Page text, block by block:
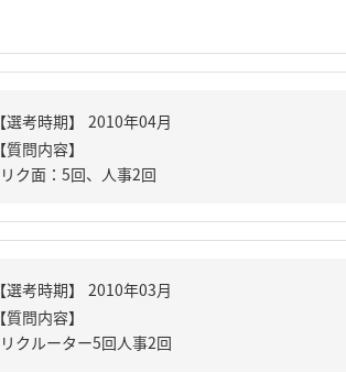
【質問内容】
リク面：5回、人事2回
【質問内容】
リクルーター5回人事2回